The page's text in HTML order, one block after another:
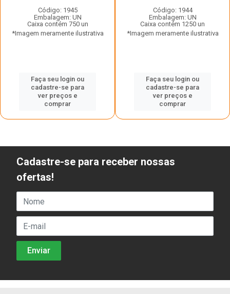
Código: 1945
Embalagem: UN
Caixa contém 750 un
*Imagem meramente ilustrativa
Faça seu login ou
cadastre-se para
ver preços e
comprar
Código: 1944
Embalagem: UN
Caixa contém 1250 un
*Imagem meramente ilustrativa
Faça seu login ou
cadastre-se para
ver preços e
comprar
Cadastre-se para receber nossas
ofertas!